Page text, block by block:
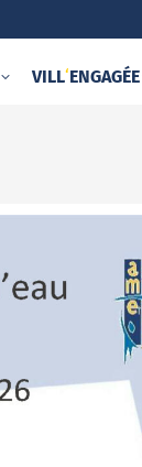
VILL‘ENGAGÉE